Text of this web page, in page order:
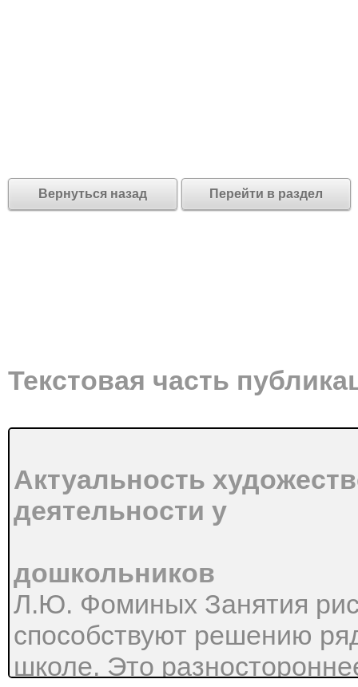
Вернуться назад Перейти в раздел
Текстовая часть
Актуальность
деятельности у
дошкольников
Л.Ю. Фоминых Занятия
способствуют решению
школе. Это